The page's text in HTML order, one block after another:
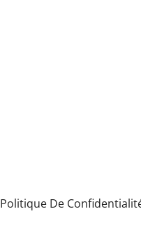
Politique De